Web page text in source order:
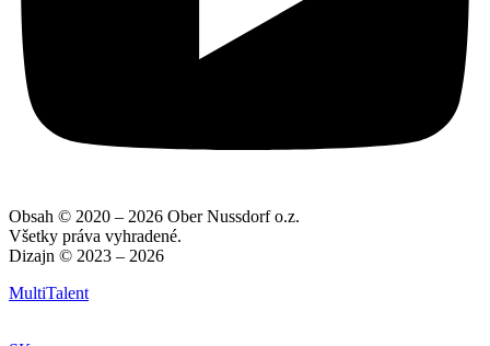
Obsah © 2020 – 2026 Ober Nussdorf o.z.
Všetky práva vyhradené.
Dizajn © 2023 – 2026
MultiTalent